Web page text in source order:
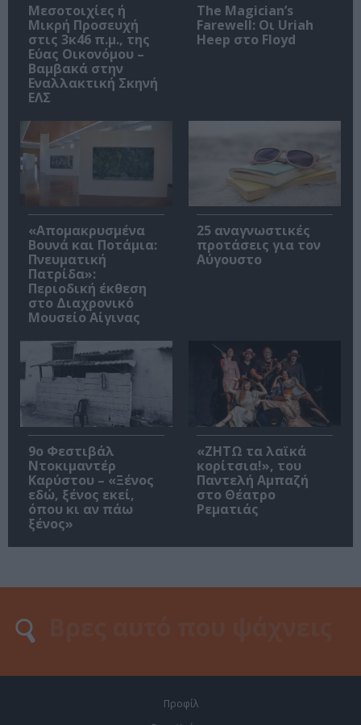
Μεσοτοιχίες ή
Μικρή Προσευχή
στις 3κ46 π.μ., της
Εύας Οικονόμου –
Βαμβακά στην
Εναλλακτική Σκηνή
ΕΛΣ
The Magician’s
Farewell: Οι Uriah
Heep στο Floyd
«Απομακρυσμένα
Βουνά και Ποτάμια:
Πνευματική
Πατρίδα»:
Περιοδική έκθεση
στο Διαχρονικό
Μουσείο Αίγινας
25 αναγνωστικές
προτάσεις για τον
Αύγουστο
9ο Φεστιβάλ
Ντοκιμαντέρ
Καρύστου – «Ξένος
εδώ, ξένος εκεί,
όπου κι αν πάω
ξένος»
«ΖΗΤΩ τα λαϊκά
κορίτσια!», του
Παντελή Αμπαζή
στο Θέατρο
Ρεματιάς
Προφίλ